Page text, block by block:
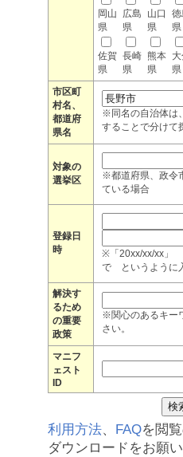
岡山
県
広島
県
山口
県
徳
県
佐賀
県
長崎
県
熊本
県
県
市区町
村名、
都道府
県名
※同名の自治体は
することで分けて
対象の
選挙区
※都道府県、政令
ている場合
登録日
時
※「20xx/xx/xx」
で というように
解決す
るため
の重要
政策
※関心のあるキー
さい。
マニフ
ェスト
ID
利用方法、 FAQを閲
ダウンロードをお願